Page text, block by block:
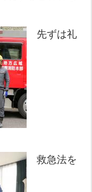
先ずは礼
救急法を